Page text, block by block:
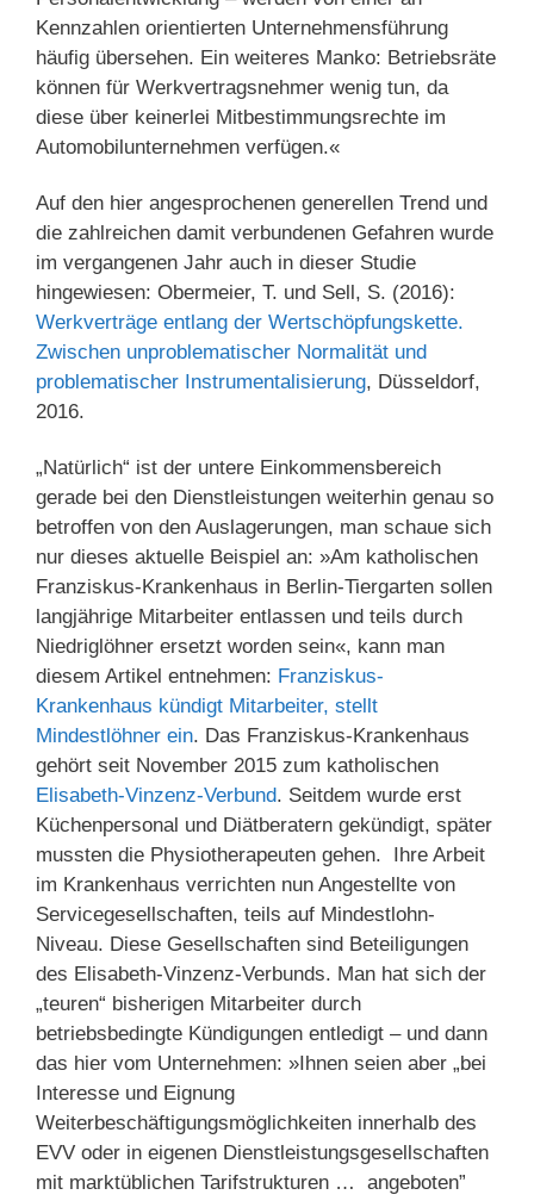
Kennzahlen orientierten Unternehmensführung
häufig übersehen. Ein weiteres Manko: Betriebsräte
können für Werkvertragsnehmer wenig tun, da
diese über keinerlei Mitbestimmungsrechte im
Automobilunternehmen verfügen.«
Auf den hier angesprochenen generellen Trend und
die zahlreichen damit verbundenen Gefahren wurde
im vergangenen Jahr auch in dieser Studie
hingewiesen: Obermeier, T. und Sell, S. (2016):
Werkverträge entlang der Wertschöpfungskette.
Zwischen unproblematischer Normalität und
problematischer Instrumentalisierung, Düsseldorf,
2016.
„Natürlich“ ist der untere Einkommensbereich
gerade bei den Dienstleistungen weiterhin genau so
betroffen von den Auslagerungen, man schaue sich
nur dieses aktuelle Beispiel an: »Am katholischen
Franziskus-Krankenhaus in Berlin-Tiergarten sollen
langjährige Mitarbeiter entlassen und teils durch
Niedriglöhner ersetzt worden sein«, kann man
diesem Artikel entnehmen: Franziskus-
Krankenhaus kündigt Mitarbeiter, stellt
Mindestlöhner ein. Das Franziskus-Krankenhaus
gehört seit November 2015 zum katholischen
Elisabeth-Vinzenz-Verbund. Seitdem wurde erst
Küchenpersonal und Diätberatern gekündigt, später
mussten die Physiotherapeuten gehen. Ihre Arbeit
im Krankenhaus verrichten nun Angestellte von
Servicegesellschaften, teils auf Mindestlohn-
Niveau. Diese Gesellschaften sind Beteiligungen
des Elisabeth-Vinzenz-Verbunds. Man hat sich der
„teuren“ bisherigen Mitarbeiter durch
betriebsbedingte Kündigungen entledigt – und dann
das hier vom Unternehmen: »Ihnen seien aber „bei
Interesse und Eignung
Weiterbeschäftigungsmöglichkeiten innerhalb des
EVV oder in eigenen Dienstleistungsgesellschaften
mit marktüblichen Tarifstrukturen … angeboten”